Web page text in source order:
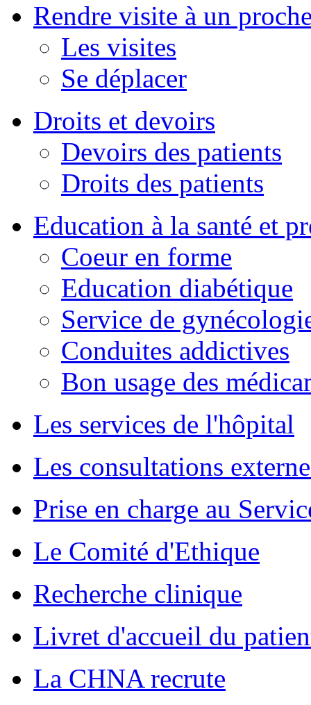
Rendre visite à un
Les visites
Se déplacer
Droits et devoirs
Devoirs des patients
Droits des patients
Education à la santé et
Coeur en forme
Education diabétique
Service de
Conduites addictives
Bon usage des
Les services de l'hôpital
Les consultations
Prise en charge au
Le Comité d'Ethique
Recherche clinique
Livret d'accueil du
La CHNA recrute